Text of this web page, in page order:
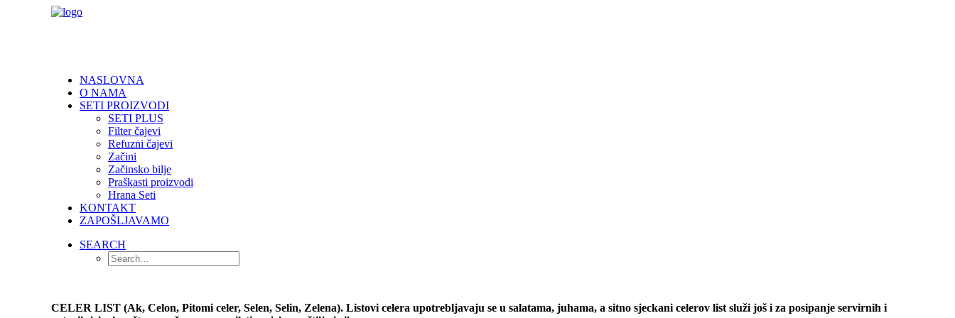
NASLOVNA
O NAMA
SETI PROIZVODI
SETI PLUS
Filter čajevi
Refuzni čajevi
Začini
Začinsko bilje
Praškasti proizvodi
Hrana Seti
KONTAKT
ZAPOŠLJAVAMO
SEARCH
CELER LIST (Ak, Celon, Pitomi celer, Selen, Selin, Zelena). Listovi celera upotrebljavaju se u salatama, juhama, a sitno sjeckani celerov list služi još i za posipanje servirnih i